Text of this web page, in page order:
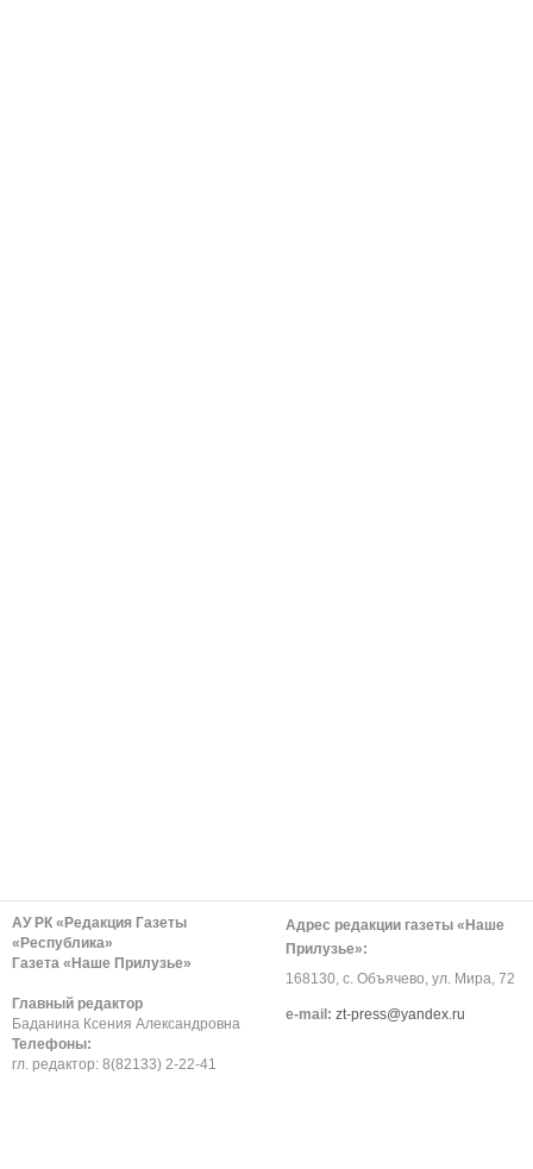
АУ РК «Редакция Газеты
«Республика»
Газета «Наше Прилузье»
Главный редактор
Баданина Ксения Александровна
Телефоны:
гл. редактор: 8(82133) 2-22-41
Адрес редакции газеты «Наше
Прилузье»:
168130, с. Объячево, ул. Мира, 72
е-mail: zt-press@yandex.ru